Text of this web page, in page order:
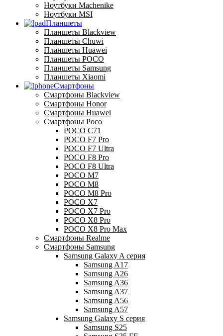
Ноутбуки Machenike
Ноутбуки MSI
Планшеты
Планшеты Blackview
Планшеты Chuwi
Планшеты Huawei
Планшеты POCO
Планшеты Samsung
Планшеты Xiaomi
Смартфоны
Смартфоны Blackview
Смартфоны Honor
Смартфоны Huawei
Смартфоны Poco
POCO C71
POCO F7 Pro
POCO F7 Ultra
POCO F8 Pro
POCO F8 Ultra
POCO M7
POCO M8
POCO M8 Pro
POCO X7
POCO X7 Pro
POCO X8 Pro
POCO X8 Pro Max
Смартфоны Realme
Смартфоны Samsung
Samsung Galaxy A серия
Samsung A17
Samsung A26
Samsung A36
Samsung A37
Samsung A56
Samsung A57
Samsung Galaxy S серия
Samsung S25